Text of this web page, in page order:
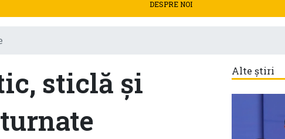
DESPRE NOI
sticlă și
Alte știri